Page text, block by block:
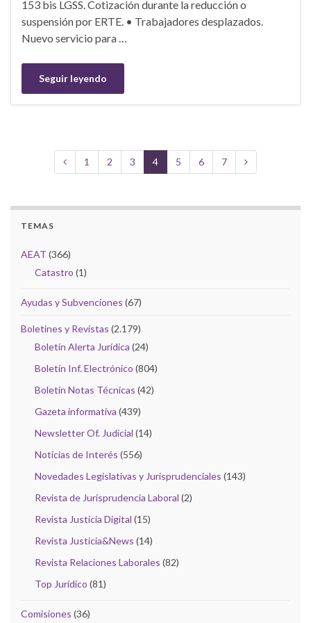
153 bis LGSS. Cotización durante la reducción o
suspensión por ERTE. • Trabajadores desplazados.
Nuevo servicio para …
Seguir leyendo
1 2 3 4 5 6 7
TEMAS
AEAT (366)
Catastro (1)
Ayudas y Subvenciones (67)
Boletines y Revistas (2.179)
Boletín Alerta Jurídica (24)
Boletín Inf. Electrónico (804)
Boletín Notas Técnicas (42)
Gazeta informativa (439)
Newsletter Of. Judicial (14)
Noticias de Interés (556)
Novedades Legislativas y Jurisprudenciales (143)
Revista de Jurisprudencia Laboral (2)
Revista Justicia Digital (15)
Revista Justicia&News (14)
Revista Relaciones Laborales (82)
Top Jurídico (81)
Comisiones (36)